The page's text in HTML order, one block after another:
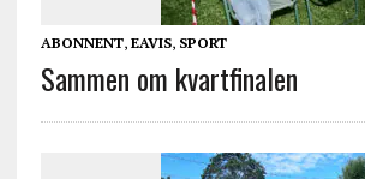
ABONNENT, EAVIS, SPORT
Sammen om kvartfinalen